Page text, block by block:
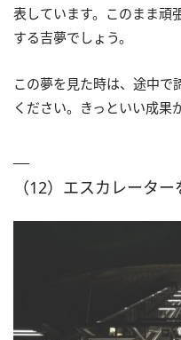
表しています。このまま頑
する吉夢でしょう。
この夢を見た時は、途中で
ください。きっといい成果
（12）エスカレータ